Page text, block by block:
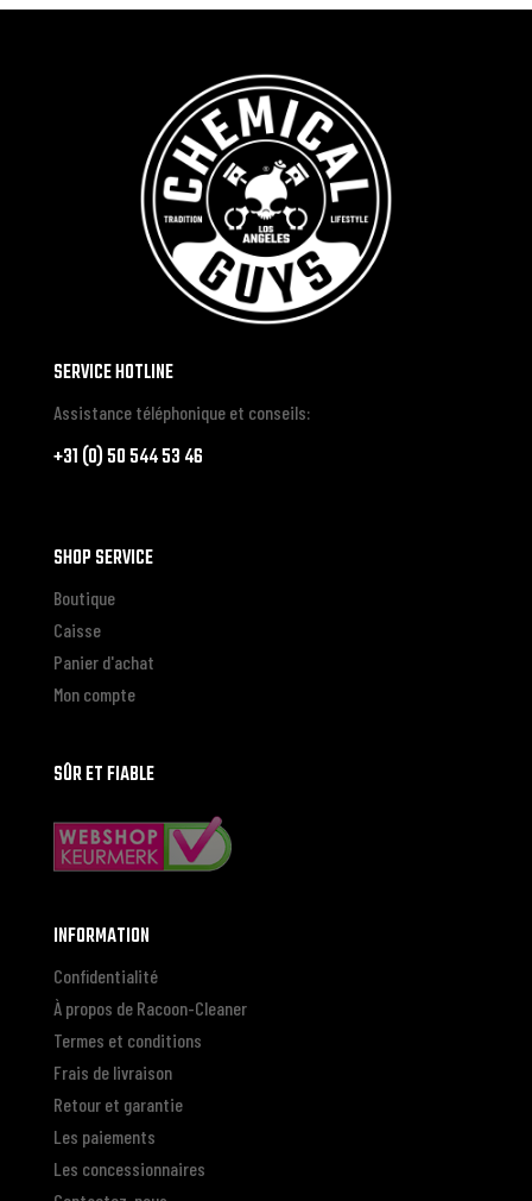
SERVICE HOTLINE
Assistance téléphonique et conseils:
+31 (0) 50 544 53 46
SHOP SERVICE
Boutique
Caisse
Panier d'achat
Mon compte
SÛR ET FIABLE
INFORMATION
Confidentialité
À propos de Racoon-Cleaner
Termes et conditions
Frais de livraison
Retour et garantie
Les paiements
Les concessionnaires